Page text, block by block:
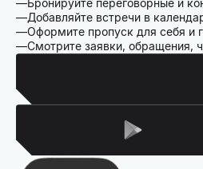
Бронируйте переговорные и
Добавляйте встречи в
Оформите пропуск для себя и
Смотрите заявки, обращения,